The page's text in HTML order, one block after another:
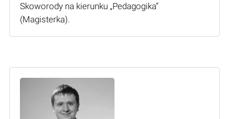
Skoworody na kierunku „Pedagogika”
(Мagisterka).